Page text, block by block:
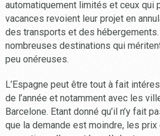
automatiquement limités et ceux qui
vacances revoient leur projet en
des transports et des
nombreuses destinations qui
peu onéreuses.
L’Espagne peut être tout à fait
de l’année et notamment avec les
Barcelone. Etant donné qu’il n’y fait
que la demande est moindre, les